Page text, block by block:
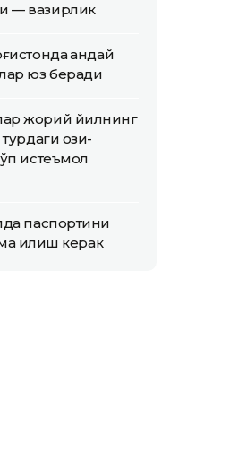
— вазирлик
қандай
юз беради
жорий йилнинг
озиқ-
истеъмол
паспортини
қилиш керак